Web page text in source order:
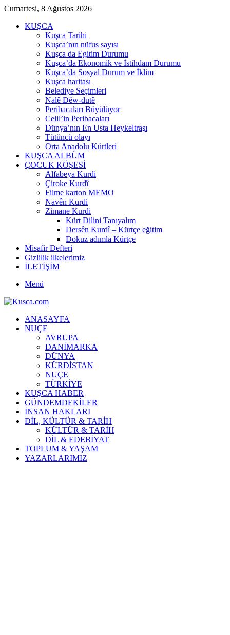
Cumartesi, 8 Ağustos 2026
KUŞCA
Kuşca Tarihi
Kuşca’nın nüfus sayısı
Kuşca da Egitim Durumu
Kuşca’da Ekonomik ve İstihdam Durumu
Kuşca’da Sosyal Durum ve İklim
Kuşca haritası
Belediye Seçimleri
Nalê Dêw-dutê
Peribacaları Büyülüyor
Celil’in Peribacaları
Dünya’nın En Usta Heykeltraşı
Tütüncü olayı
Orta Anadolu Kürtleri
KUŞCA ALBÜM
ÇOCUK KÖŞESİ
Alfabeya Kurdi
Çiroke Kurdî
Filme karton MEMO
Navên Kurdi
Zimane Kurdi
Kürt Dilini Tanıyalım
Dersên Kurdî – Kürtçe eğitim
Dokuz adımla Kürtçe
Misafir Defteri
Gizlilik ilkelerimiz
İLETİŞİM
Menü
ANASAYFA
NUÇE
AVRUPA
DANİMARKA
DÜNYA
KÜRDİSTAN
NUÇE
TÜRKİYE
KUŞCA HABER
GÜNDEMDEKİLER
İNSAN HAKLARI
DİL, KÜLTÜR & TARİH
KÜLTÜR & TARİH
DİL & EDEBİYAT
TOPLUM & YAŞAM
YAZARLARIMIZ